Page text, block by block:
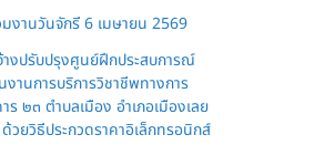
งานวันจักรี 6 เมษายน 2569
างปรับปรุงศูนย์ฝึกประสบการณ์
านการบริการวิชาชีพทางการ
๒๓ ตำบลเมือง อำเภอเมืองเลย
วยวิธีประกวดราคาอิเล็กทรอนิกส์